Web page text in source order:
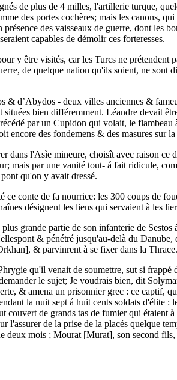
de plus de 4 milles, l'artillerie turque,
des portes cochères; mais les canons,
des vaisseaux de guerre, dont les
capables de démolir ces forteresses.
y être visités, car les Turcs ne prétendent
de quelque nation qu'ils soient, ne sont
& d’Abydos - deux villes anciennes &
bien différemment. Léandre devait
par un Cupidon qui volait, le
des fondemens & des masures sur
l'Asìe mineure, choisît avec raison ce
mais par une vanité tout- á fait ridicule,
qu'on y avait dressé.
conte de fa nourrice: les 300 coups de
désignent les liens qui servaient à les
grande partie de son infanterie de
& pénétré jusqu'au-delà du
& parvinrent à se fixer dans la Thrace.
qu'il venait de soumettre, sut si
le sujet; Je voudrais bien, dit
& amena un prisonnier grec : ce captif,
la nuit sept á huit cents soldats d'élite :
couvert de grands tas de fumier qui
l'assurer de la prise de la placés quelque
deux mois ; Mourat [Murat], son second